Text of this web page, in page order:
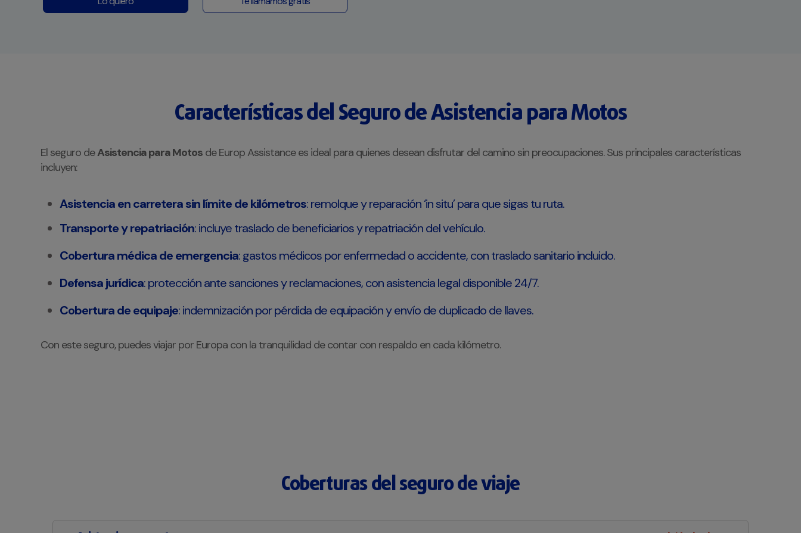
Características del Seguro de Asistencia para Motos
El seguro deAsistencia para Motos de Europ Assistance es ideal para quienes desean disfrutar del camino sin preocupaciones. Sus principales características
incluyen:
Asistencia en carretera sin límite de kilómetros: remolque y reparación ‘in situ’ para que sigas tu ruta.
Transporte y repatriación: incluye traslado de beneficiarios y repatriación del vehículo.
Cobertura médica de emergencia: gastos médicos por enfermedad o accidente, con traslado sanitario incluido.
Defensa jurídica: protección ante sanciones y reclamaciones, con asistencia legal disponible 24/7.
Cobertura de equipaje: indemnización por pérdida de equipación y envío de duplicado de llaves.
Con este seguro, puedes viajar por Europa con la tranquilidad de contar con respaldo en cada kilómetro.
Coberturas del seguro de viaje